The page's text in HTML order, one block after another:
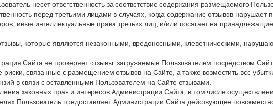
несет ответственность за соответствие содержания размещаемого
перед третьими лицами в случаях, когда содержание отзывов нарушает
иные интеллектуальные права третьих лиц, и/или посягает на
которые являются незаконными, вредоносными, клеветническими,
Сайта не проверяет отзывы, загружаемые Пользователем посредством
риски, связанные с размещением отзывов на Сайте, а также возместить все
в связи с оставленными Пользователем на Сайте отзывами.
законных прав и интересов Администрации Сайта, в том числе
Пользователь предоставляет Администрации Сайта действующее